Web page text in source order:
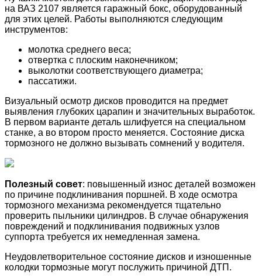
на ВАЗ 2107 является гаражный бокс, оборудованный
для этих целей. Работы выполняются следующим
инструментов:
молотка среднего веса;
отвертка с плоским наконечником;
выколотки соответствующего диаметра;
пассатижи.
Визуальный осмотр дисков проводится на предмет
выявления глубоких царапин и значительных выработок.
В первом варианте деталь шлифуется на специальном
станке, а во втором просто меняется. Состояние диска
тормозного не должно вызывать сомнений у водителя.
Полезный совет: повышенный износ деталей возможен
по причине подклинивания поршней. В ходе осмотра
тормозного механизма рекомендуется тщательно
проверить пыльники цилиндров. В случае обнаружения
повреждений и подклинивания подвижных узлов
суппорта требуется их немедленная замена.
Неудовлетворительное состояние дисков и изношенные
колодки тормозные могут послужить причиной ДТП.